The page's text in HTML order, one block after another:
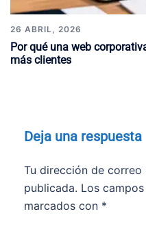
26 ABRIL, 2026
Por qué una web
más clientes
Deja una respuesta
Tu dirección de
publicada. Los
marcados con *